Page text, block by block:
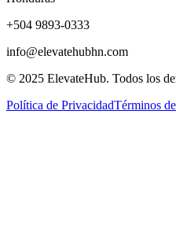
+504 9893-0333
info@elevatehubhn.com
© 2025 ElevateHub. Todos los
Política de PrivacidadTérminos